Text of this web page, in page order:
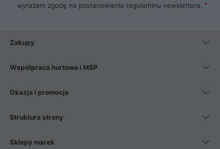
wyrażam zgodę na postanowienia regulaminu newslettera.
Zakupy
Współpraca hurtowa i MŚP
Okazja i promocja
Struktura strony
Sklepy marek